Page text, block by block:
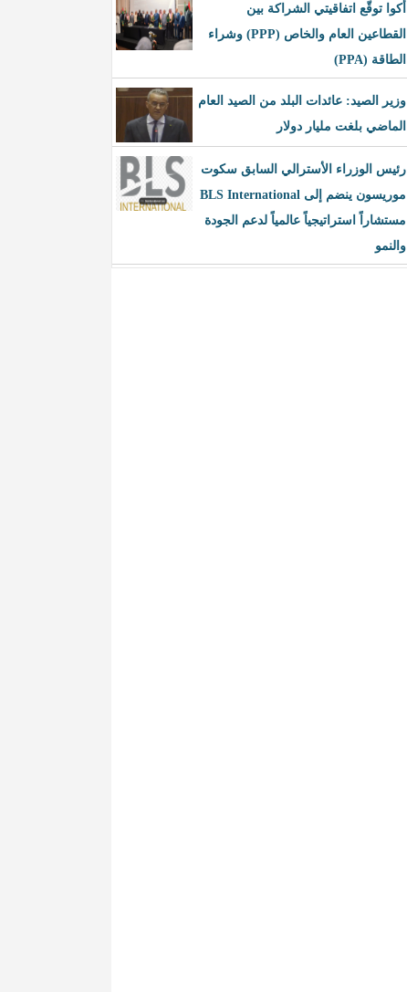
أكوا توقّع اتفاقيتي الشراكة بين
القطاعين العام والخاص (PPP) وشراء
الطاقة (PPA)
وزير الصيد: عائدات البلد من الصيد العام
الماضي بلغت مليار دولار
رئيس الوزراء الأسترالي السابق سكوت
موريسون ينضم إلى BLS International
مستشاراً استراتيجياً عالمياً لدعم الجودة
والنمو